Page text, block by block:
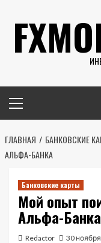
содержимому
меню
ГЛАВНАЯ БАНКОВСКИЕ
АЛЬФА-БАНКА
Банковские карты
Мой опыт
Альфа-Банка
Redactor 30